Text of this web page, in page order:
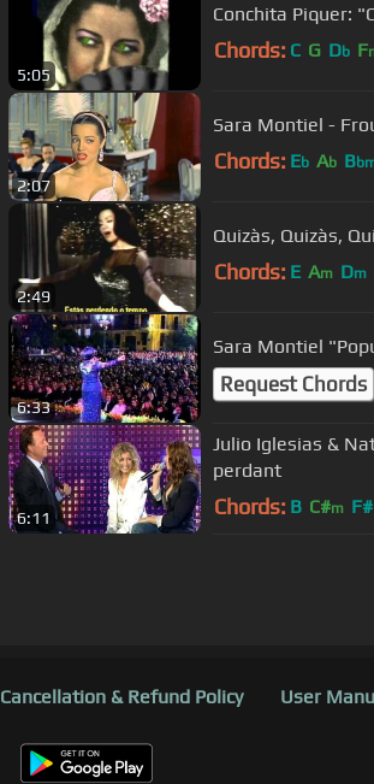
5:05
Conchita Piquer:
Chords: C G Db F
2:07
Sara Montiel -
Chords: Eb Ab B
2:49
Quizàs, Quizàs,
Chords: E Am Dm
6:33
Request Chords
6:11
Julio Iglesias &
perdant
Chords: B C#m F#
Cancellation & Refund Policy User